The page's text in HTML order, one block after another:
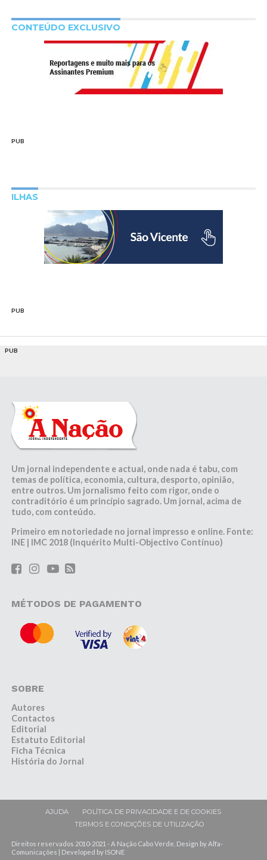
CONTEÚDO EXCLUSIVO
PUB
ILHAS
PUB
PUB
Um jornal independente e actual, onde nada é tabu, com
temas de política, economia, cultura, desporto, opinião,
entre outros. Um jornalismo feito com rigor, onde o
contraditório é um princípio sagrado. Um jornal, acima de
tudo, com conteúdo.
Primeiro em notoriedade no jornal impresso e online. Fonte:
INE | IMC 2018 (Inquérito Multi-Objectivo Contínuo)
MÉTODOS DE PAGAMENTO
SOBRE
Autores
Contactos
Editorial
Estatuto Editorial
Ficha Técnica
História do Jornal
AJUDA
POLÍTICA DE PRIVACIDADE E DE COOKIES
TERMOS E CONDIÇÕES DE UTILIZAÇÃO
Direitos reservados 2010-2021 - A Nação Cabo Verde. Design by Alfa-
Comunicações | Developed by ISONE